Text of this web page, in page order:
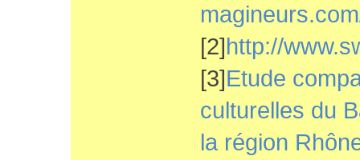
[2]http://
[3]Etude
culturelles du
la région